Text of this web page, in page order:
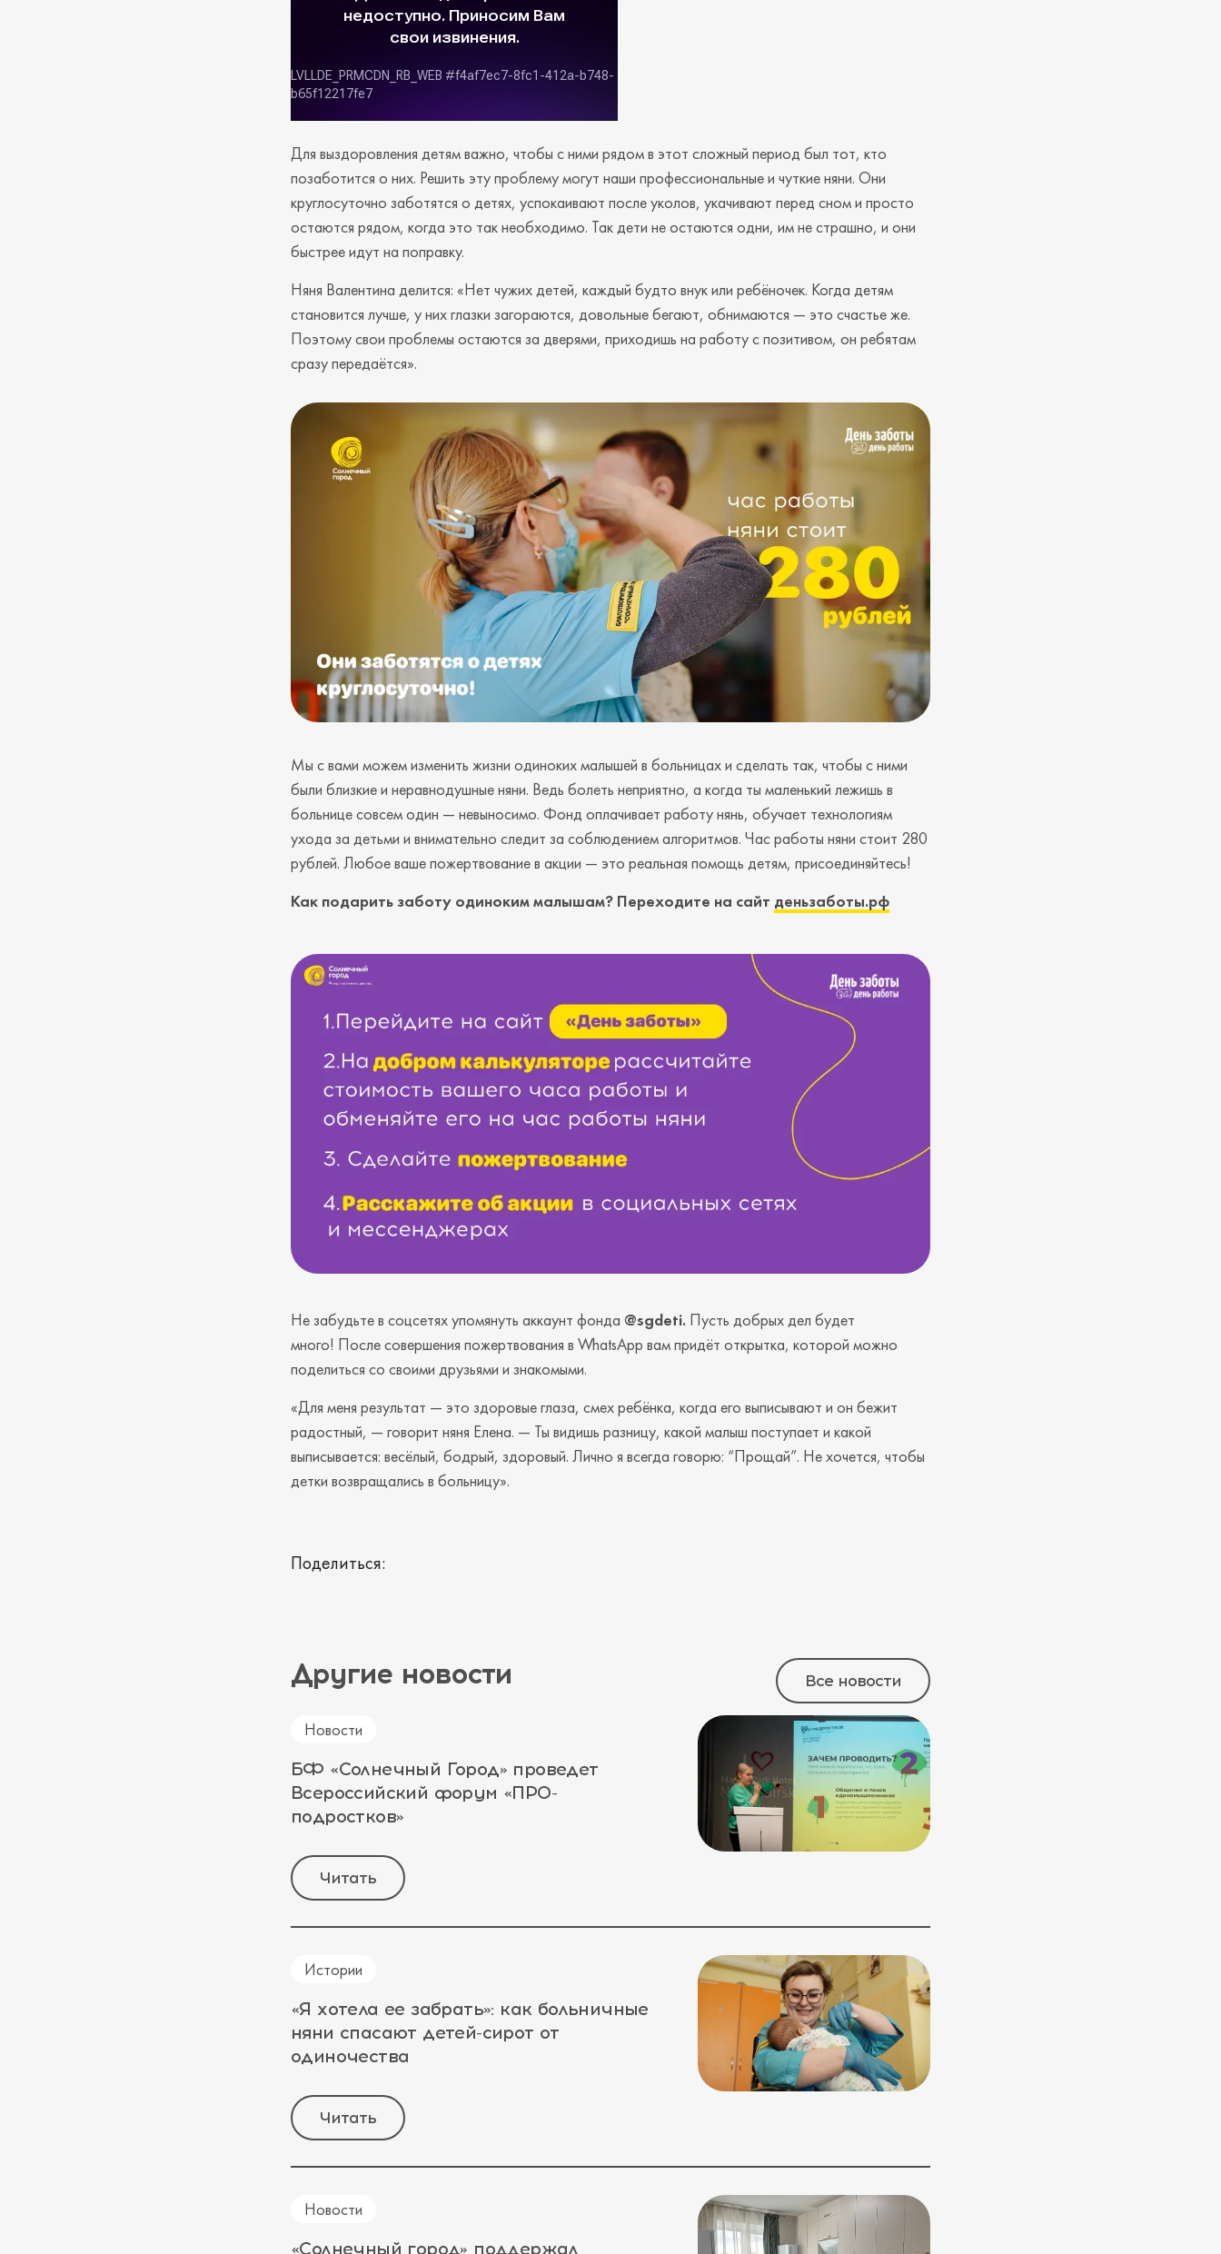
Для выздоровления детям важно, чтобы с ними рядом в этот сложный период был тот, кто
позаботится о них. Решить эту проблему могут наши профессиональные и чуткие няни. Они
круглосуточно заботятся о детях, успокаивают после уколов, укачивают перед сном и просто
остаются рядом, когда это так необходимо. Так дети не остаются одни, им не страшно, и они
быстрее идут на поправку.
Няня Валентина делится: «Нет чужих детей, каждый будто внук или ребёночек. Когда детям
становится лучше, у них глазки загораются, довольные бегают, обнимаются — это счастье же.
Поэтому свои проблемы остаются за дверями, приходишь на работу с позитивом, он ребятам
сразу передаётся».
Мы с вами можем изменить жизни одиноких малышей в больницах и сделать так, чтобы с ними
были близкие и неравнодушные няни. Ведь болеть неприятно, а когда ты маленький лежишь в
больнице совсем один — невыносимо. Фонд оплачивает работу нянь, обучает технологиям
ухода за детьми и внимательно следит за соблюдением алгоритмов. Час работы няни стоит 280
рублей. Любое ваше пожертвование в акции — это реальная помощь детям, присоединяйтесь!
Как подарить заботу одиноким малышам? Переходите на сайт деньзаботы.рф
Не забудьте в соцсетях упомянуть аккаунт фонда @sgdeti. Пусть добрых дел будет
много! После совершения пожертвования в WhatsApp вам придёт открытка, которой можно
поделиться со своими друзьями и знакомыми.
«Для меня результат — это здоровые глаза, смех ребёнка, когда его выписывают и он бежит
радостный, — говорит няня Елена. — Ты видишь разницу, какой малыш поступает и какой
выписывается: весёлый, бодрый, здоровый. Лично я всегда говорю: “Прощай”. Не хочется, чтобы
детки возвращались в больницу».
Поделиться:
Другие новости Все новости
Новости
БФ «Солнечный Город» проведет
Всероссийский форум «ПРО-
подростков»
Читать
Истории
«Я хотела ее забрать»: как больничные
няни спасают детей-сирот от
одиночества
Читать
Новости
«Солнечный город» поддержал